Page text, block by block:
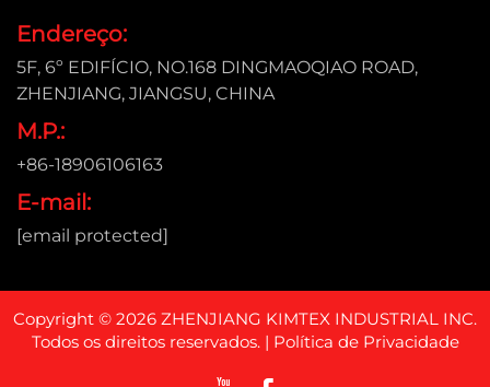
Endereço:
5F, 6º EDIFÍCIO, NO.168 DINGMAOQIAO ROAD,
ZHENJIANG, JIANGSU, CHINA
M.P.:
+86-18906106163
E-mail:
[email protected]
Copyright © 2026 ZHENJIANG KIMTEX INDUSTRIAL INC.
Todos os direitos reservados. | Política de Privacidade